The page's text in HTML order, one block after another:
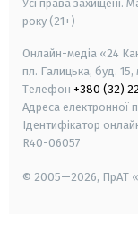
Усі права захищені.
року (21+)
Онлайн-медіа «24
пл. Галицька, буд. 15,
Телефон +380 (32)
Адреса електронної
Ідентифікатор
R40-06057
© 2005—2026, ПрАТ